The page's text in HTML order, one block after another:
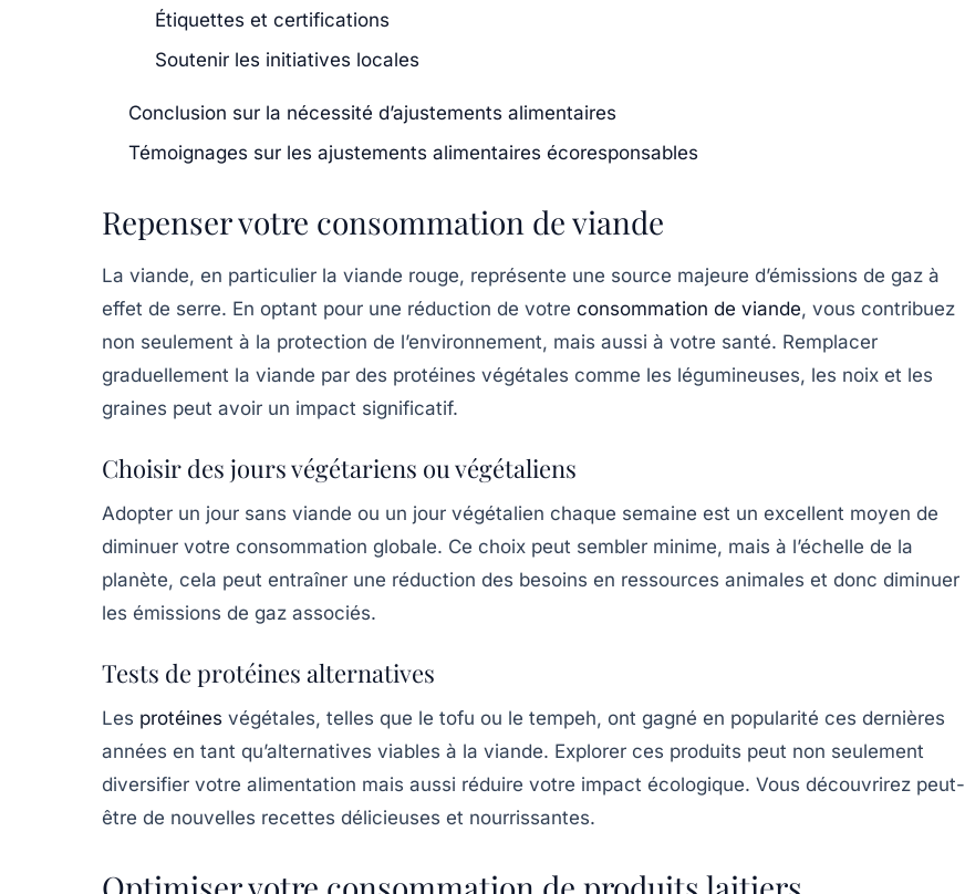
Étiquettes et certifications
Soutenir les initiatives locales
Conclusion sur la nécessité d’ajustements alimentaires
Témoignages sur les ajustements alimentaires écoresponsables
Repenser votre consommation de viande
La viande, en particulier la viande rouge, représente une source majeure d’émissions de gaz à
effet de serre. En optant pour une réduction de votre consommation de viande, vous contribuez
non seulement à la protection de l’environnement, mais aussi à votre santé. Remplacer
graduellement la viande par des protéines végétales comme les légumineuses, les noix et les
graines peut avoir un impact significatif.
Choisir des jours végétariens ou végétaliens
Adopter un jour sans viande ou un jour végétalien chaque semaine est un excellent moyen de
diminuer votre consommation globale. Ce choix peut sembler minime, mais à l’échelle de la
planète, cela peut entraîner une réduction des besoins en ressources animales et donc diminuer
les émissions de gaz associés.
Tests de protéines alternatives
Les protéines végétales, telles que le tofu ou le tempeh, ont gagné en popularité ces dernières
années en tant qu’alternatives viables à la viande. Explorer ces produits peut non seulement
diversifier votre alimentation mais aussi réduire votre impact écologique. Vous découvrirez peut-
être de nouvelles recettes délicieuses et nourrissantes.